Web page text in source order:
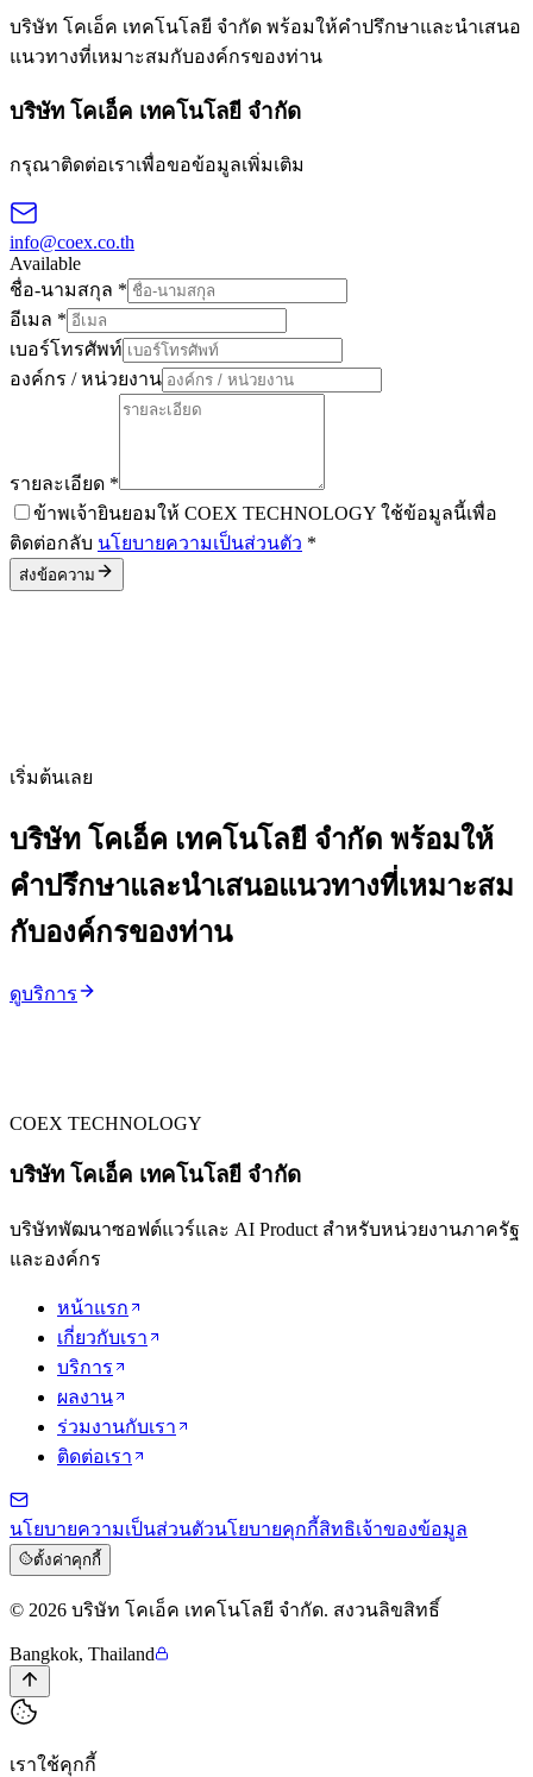
บริษัท โคเอ็ค เทคโนโลยี จำกัด พร้อมให้คำปรึกษาและนำเสนอ
แนวทางที่เหมาะสมกับองค์กรของท่าน
บริษัท โคเอ็ค เทคโนโลยี จำกัด
กรุณาติดต่อเราเพื่อขอข้อมูลเพิ่มเติม
info@coex.co.th
Available
ชื่อ-นามสกุล *
อีเมล *
เบอร์โทรศัพท์
องค์กร / หน่วยงาน
รายละเอียด *
ข้าพเจ้ายินยอมให้ COEX TECHNOLOGY ใช้ข้อมูลนี้เพื่อ
ติดต่อกลับ นโยบายความเป็นส่วนตัว *
ส่งข้อความ
เริ่มต้นเลย
บริษัท โคเอ็ค เทคโนโลยี จำกัด พร้อมให้
คำปรึกษาและนำเสนอแนวทางที่เหมาะสม
กับองค์กรของท่าน
ดูบริการ
COEX TECHNOLOGY
บริษัท โคเอ็ค เทคโนโลยี จำกัด
บริษัทพัฒนาซอฟต์แวร์และ AI Product สำหรับหน่วยงานภาครัฐ
และองค์กร
หน้าแรก
เกี่ยวกับเรา
บริการ
ผลงาน
ร่วมงานกับเรา
ติดต่อเรา
นโยบายความเป็นส่วนตัวนโยบายคุกกี้สิทธิเจ้าของข้อมูล
ตั้งค่าคุกกี้
© 2026 บริษัท โคเอ็ค เทคโนโลยี จำกัด. สงวนลิขสิทธิ์
Bangkok, Thailand
เราใช้คุกกี้